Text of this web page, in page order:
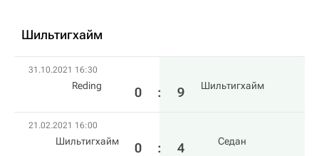
Шильтигхайм
31.10.2021 16:30
Reding 0 : 9 Шильтигхайм
21.02.2021 16:00
Шильтигхайм 0 : 4 Седан